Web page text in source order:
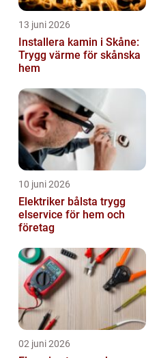
13 juni 2026
Installera kamin i Skåne:
Trygg värme för skånska
hem
10 juni 2026
Elektriker bålsta trygg
elservice för hem och
företag
02 juni 2026